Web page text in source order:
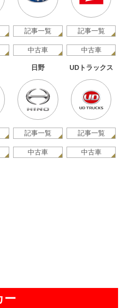
記事一覧
中古車
記事一覧
中古車
日野
記事一覧
中古車
UDトラックス
記事一覧
中古車
ー